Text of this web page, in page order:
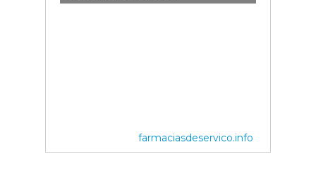
farmaciasdeservico.info